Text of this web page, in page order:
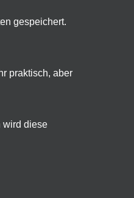
gespeichert.
praktisch, aber
wird diese